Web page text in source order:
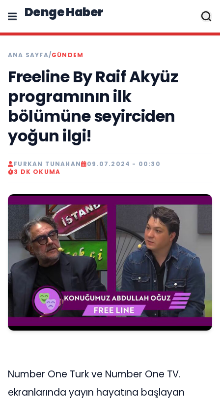
Denge Haber
ANA SAYFA/GÜNDEM
Freeline By Raif Akyüz
programının ilk
bölümüne seyirciden
yoğun ilgi!
FURKAN TUNAHAN
09.07.2024 - 00:30
3 DK OKUMA
Number One Turk ve Number One TV.
ekranlarında yayın hayatına başlayan